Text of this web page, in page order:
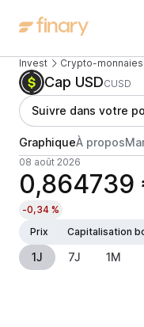
Invest Crypto-monnaies
Cap USDCUSD
Suivre dans votre
GraphiqueÀ propos
08 août 2026
0,864739
-0,34 %
Prix
Capitalisation
1J 7J 1M